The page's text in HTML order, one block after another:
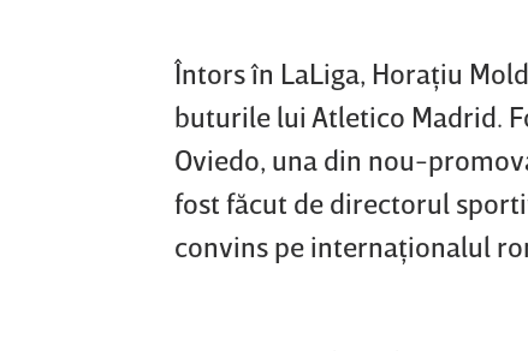
Întors în LaLiga, Horaţiu
buturile lui Atletico Madrid.
Oviedo, una din nou-
fost făcut de directorul
convins pe internaţionalul